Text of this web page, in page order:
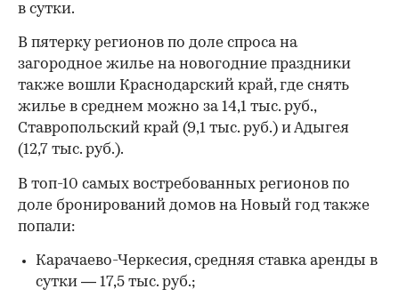
в сутки.
В пятерку регионов по доле спроса на
загородное жилье на новогодние праздники
также вошли Краснодарский край, где снять
жилье в среднем можно за 14,1 тыс. руб.,
Ставропольский край (9,1 тыс. руб.) и Адыгея
(12,7 тыс. руб.).
В топ-10 самых востребованных регионов по
доле бронирований домов на Новый год также
попали:
Карачаево-Черкесия, средняя ставка аренды в
сутки — 17,5 тыс. руб.;